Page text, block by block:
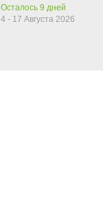
Осталось 9 дней
4 - 17 Августа 2026